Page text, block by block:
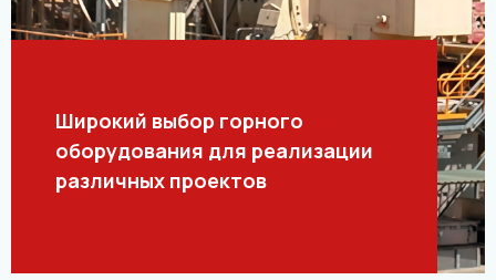
Широкий выбор горного
оборудования для реализации
различных проектов